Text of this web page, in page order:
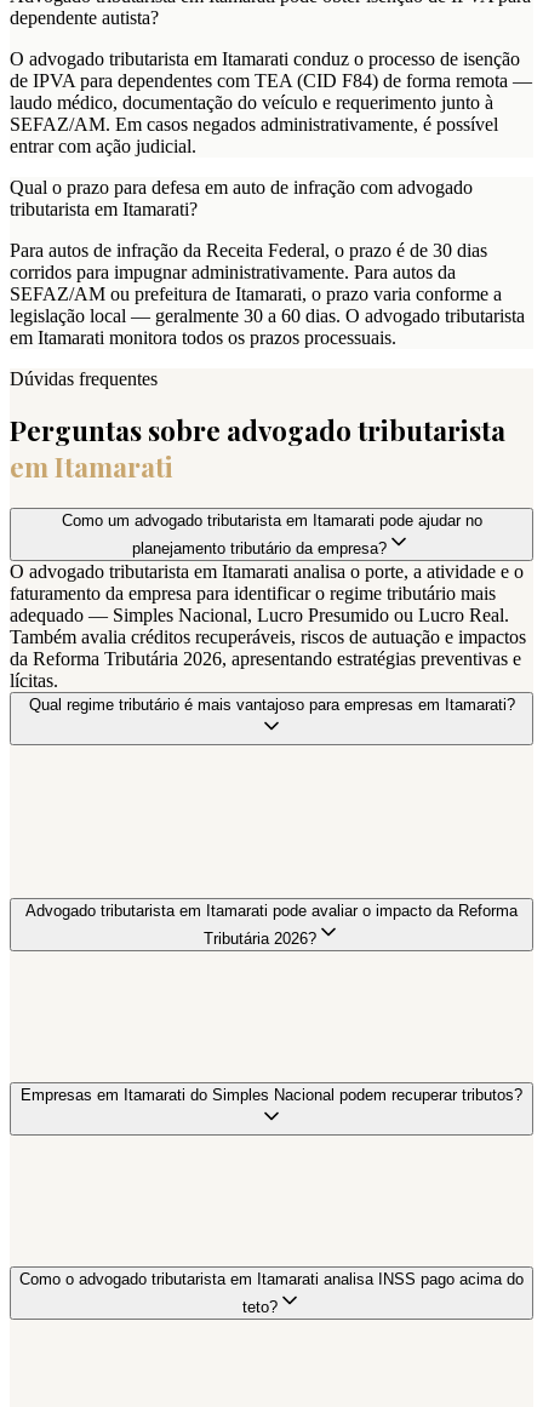
dependente autista?
O advogado tributarista em Itamarati conduz o processo de isenção
de IPVA para dependentes com TEA (CID F84) de forma remota —
laudo médico, documentação do veículo e requerimento junto à
SEFAZ/AM. Em casos negados administrativamente, é possível
entrar com ação judicial.
Qual o prazo para defesa em auto de infração com advogado
tributarista em Itamarati?
Para autos de infração da Receita Federal, o prazo é de 30 dias
corridos para impugnar administrativamente. Para autos da
SEFAZ/AM ou prefeitura de Itamarati, o prazo varia conforme a
legislação local — geralmente 30 a 60 dias. O advogado tributarista
em Itamarati monitora todos os prazos processuais.
Dúvidas frequentes
Perguntas sobre advogado tributarista
emItamarati
Como um advogado tributarista em Itamarati pode ajudar no
planejamento tributário da empresa?
O advogado tributarista em Itamarati analisa o porte, a atividade e o
faturamento da empresa para identificar o regime tributário mais
adequado — Simples Nacional, Lucro Presumido ou Lucro Real.
Também avalia créditos recuperáveis, riscos de autuação e impactos
da Reforma Tributária 2026, apresentando estratégias preventivas e
lícitas.
Qual regime tributário é mais vantajoso para empresas em Itamarati?
Advogado tributarista em Itamarati pode avaliar o impacto da Reforma
Tributária 2026?
Empresas em Itamarati do Simples Nacional podem recuperar tributos?
Como o advogado tributarista em Itamarati analisa INSS pago acima do
teto?